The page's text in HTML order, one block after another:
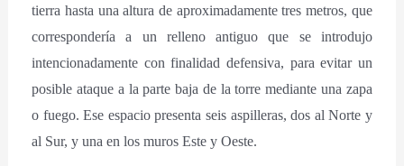
tierra hasta una altura de aproximadamente tres metros, que
correspondería a un relleno antiguo que se introdujo
intencionadamente con finalidad defensiva, para evitar un
posible ataque a la parte baja de la torre mediante una zapa
o fuego. Ese espacio presenta seis aspilleras, dos al Norte y
al Sur, y una en los muros Este y Oeste.